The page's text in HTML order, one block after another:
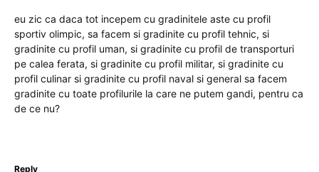
eu zic ca daca tot incepem cu gradinitele aste cu profil
sportiv olimpic, sa facem si gradinite cu profil tehnic, si
gradinite cu profil uman, si gradinite cu profil de transporturi
pe calea ferata, si gradinite cu profil militar, si gradinite cu
profil culinar si gradinite cu profil naval si general sa facem
gradinite cu toate profilurile la care ne putem gandi, pentru ca
de ce nu?
Reply